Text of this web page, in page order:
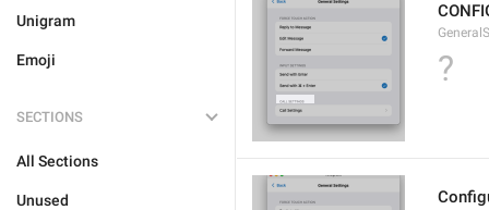
Unigram
Emoji
SECTIONS
All Sections
Unused
?